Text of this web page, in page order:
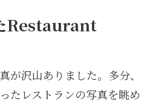
Restaurant
が沢山ありました。多分
たレストランの写真を眺